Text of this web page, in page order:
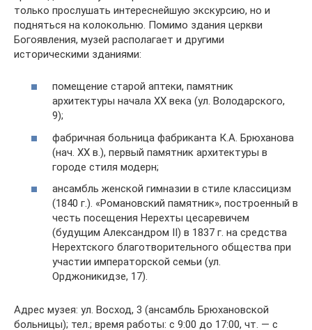
только прослушать интереснейшую экскурсию, но и
подняться на колокольню. Помимо здания церкви
Богоявления, музей располагает и другими
историческими зданиями:
помещение старой аптеки, памятник
архитектуры начала XX века (ул. Володарского,
9);
фабричная больница фабриканта К.А. Брюханова
(нач. ХХ в.), первый памятник архитектуры в
городе стиля модерн;
ансамбль женской гимназии в стиле классицизм
(1840 г.). «Романовский памятник», построенный в
честь посещения Нерехты цесаревичем
(будущим Александром II) в 1837 г. на средства
Нерехтского благотворительного общества при
участии императорской семьи (ул.
Орджоникидзе, 17).
Адрес музея: ул. Восход, 3 (ансамбль Брюхановской
больницы); тел.; время работы: с 9:00 до 17:00, чт. — с